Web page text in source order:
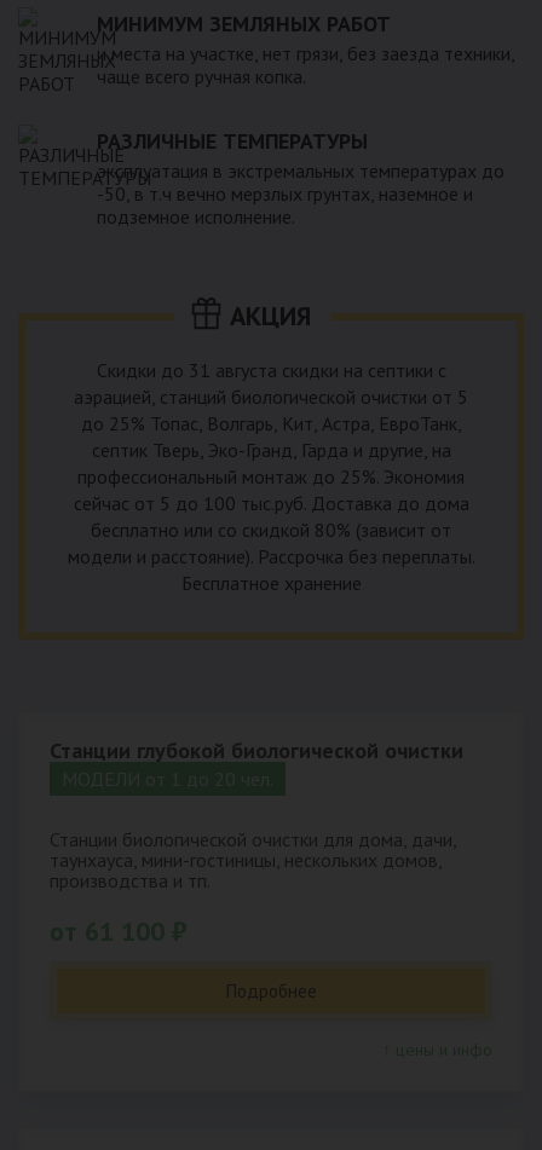
МИНИМУМ ЗЕМЛЯНЫХ РАБОТ
и места на участке, нет грязи, без заезда техники,
чаще всего ручная копка.
РАЗЛИЧНЫЕ ТЕМПЕРАТУРЫ
эксплуатация в экстремальных температурах до
-50, в т.ч вечно мерзлых грунтах, наземное и
подземное исполнение.
АКЦИЯ
Скидки до 31 августа скидки на септики с
аэрацией, станций биологической очистки от 5
до 25% Топас, Волгарь, Кит, Астра, ЕвроТанк,
септик Тверь, Эко-Гранд, Гарда и другие, на
профессиональный монтаж до 25%. Экономия
сейчас от 5 до 100 тыс.руб. Доставка до дома
бесплатно или со скидкой 80% (зависит от
модели и расстояние). Рассрочка без переплаты.
Бесплатное хранение
Станции глубокой биологической очистки
Станции биологической очистки для дома, дачи,
таунхауса, мини-гостиницы, нескольких домов,
производства и тп.
Подробнее